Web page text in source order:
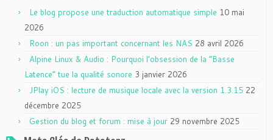
Le blog propose une traduction automatique simple 10 mai
2026
Roon : un pas important concernant les NAS 28 avril 2026
Alpine Linux & Audio : Pourquoi l’obsession de la “Basse
Latence” tue la qualité sonore 3 janvier 2026
JPlay iOS : lecture de musique locale avec la version 1.3.15 22
décembre 2025
Gestion du blog et forum : mise à jour 29 novembre 2025